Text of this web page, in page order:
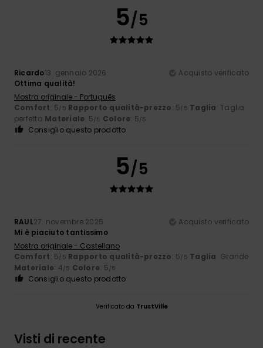
5/5
Ricardo13. gennaio 2026
Acquisto verificato
Ottima qualità!
Mostra originale - Português
Comfort: 5/5 Rapporto qualità-prezzo: 5/5 Taglia: Taglia
perfetta Materiale: 5/5 Colore: 5/5
Consiglio questo prodotto
5/5
RAUL27. novembre 2025
Acquisto verificato
Mi è piaciuto tantissimo
Mostra originale - Castellano
Comfort: 5/5 Rapporto qualità-prezzo: 5/5 Taglia: Grande
Materiale: 4/5 Colore: 5/5
Consiglio questo prodotto
Verificato da TrustVille
Visti di recente